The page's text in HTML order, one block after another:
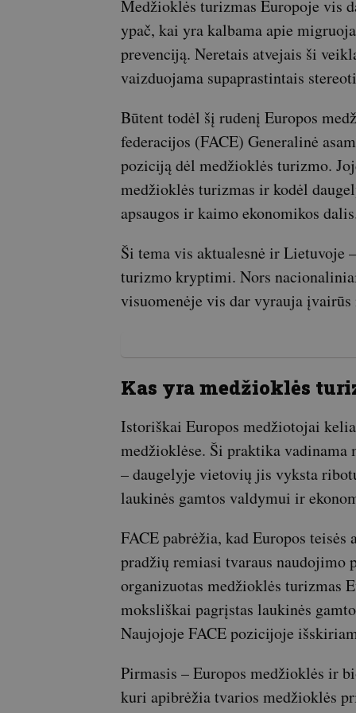
Medžioklės turizmas Europoje vis
ypač, kai yra kalbama apie
prevenciją. Neretais atvejais ši
vaizduojama supaprastintais
Būtent todėl šį rudenį Europos
federacijos (FACE) Generalinė
poziciją dėl medžioklės turizmo.
medžioklės turizmas ir kodėl
apsaugos ir kaimo ekonomikos
Ši tema vis aktualesnė ir Lietuvoje
turizmo kryptimi. Nors
visuomenėje vis dar vyrauja
Kas yra medžioklės
Istoriškai Europos medžiotojai
medžioklėse. Ši praktika
– daugelyje vietovių jis vyksta
laukinės gamtos valdymui ir
FACE pabrėžia, kad Europos
pradžių remiasi tvaraus naudojimo
organizuotas medžioklės turizmas
moksliškai pagrįstas laukinės
Naujojoje FACE pozicijoje
Pirmasis – Europos medžioklės ir
kuri apibrėžia tvarios medžioklės